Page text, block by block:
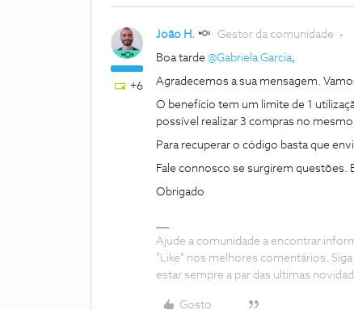
+6
João H. Gestor da comunidade
Boa tarde @Gabriela Garcia,
Agradecemos a sua mensagem.
O benefício tem um limite de 1
possível realizar 3 compras no
Para recuperar o código basta que
Fale connosco se surgirem questões.
Obrigado
Ajude a comunidade a encontrar
"Like" nos melhores comentários.
estar sempre a par das ultimas
Gosto